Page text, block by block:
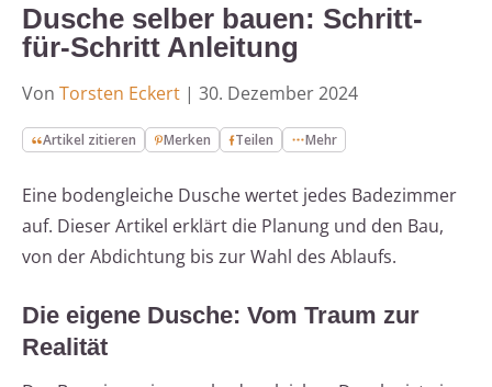
Dusche selber bauen: Schritt-
für-Schritt Anleitung
Von Torsten Eckert | 30. Dezember 2024
Artikel zitieren Merken Teilen Mehr
Eine bodengleiche Dusche wertet jedes Badezimmer
auf. Dieser Artikel erklärt die Planung und den Bau,
von der Abdichtung bis zur Wahl des Ablaufs.
Die eigene Dusche: Vom Traum zur
Realität